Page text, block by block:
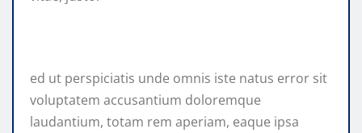
ed ut perspiciatis unde omnis iste natus error sit
voluptatem accusantium doloremque
laudantium, totam rem aperiam, eaque ipsa